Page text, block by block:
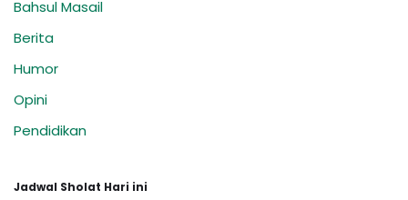
Bahsul Masail
Berita
Humor
Opini
Pendidikan
Jadwal Sholat Hari ini